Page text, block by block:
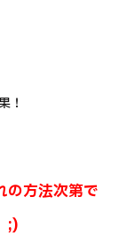
！
の方法次第で
;)